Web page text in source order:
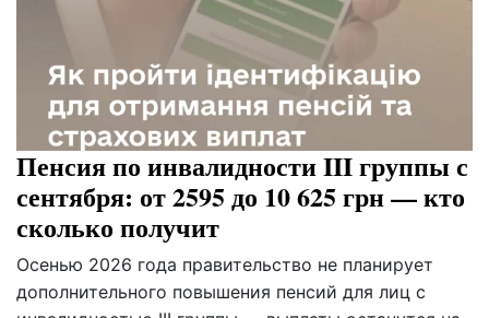
Пенсия по инвалидности III группы с
сентября: от 2595 до 10 625 грн — кто
сколько получит
Осенью 2026 года правительство не планирует
дополнительного повышения пенсий для лиц с